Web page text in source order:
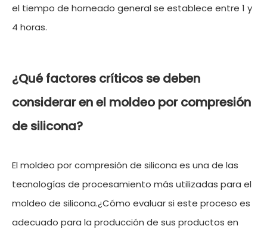
el tiempo de horneado general se establece entre 1 y
4 horas.
¿Qué factores críticos se deben
considerar en el moldeo por compresión
de silicona?
El moldeo por compresión de silicona es una de las
tecnologías de procesamiento más utilizadas para el
moldeo de silicona.¿Cómo evaluar si este proceso es
adecuado para la producción de sus productos en